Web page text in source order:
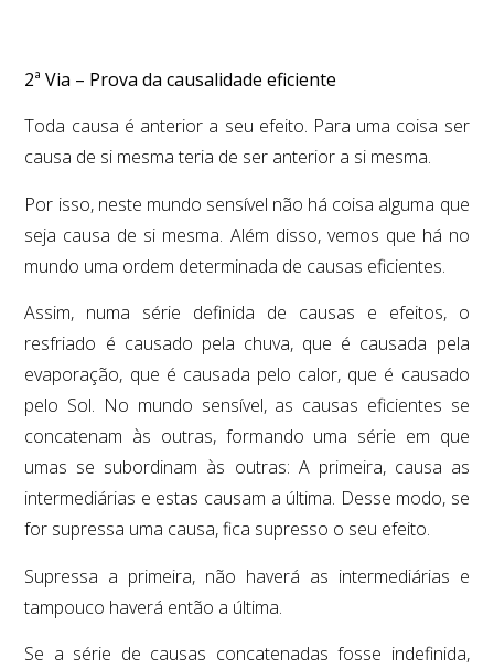
2ª Via – Prova da causalidade eficiente
Toda causa é anterior a seu efeito. Para uma coisa ser
causa de si mesma teria de ser anterior a si mesma.
Por isso, neste mundo sensível não há coisa alguma que
seja causa de si mesma. Além disso, vemos que há no
mundo uma ordem determinada de causas eficientes.
Assim, numa série definida de causas e efeitos, o
resfriado é causado pela chuva, que é causada pela
evaporação, que é causada pelo calor, que é causado
pelo Sol. No mundo sensível, as causas eficientes se
concatenam às outras, formando uma série em que
umas se subordinam às outras: A primeira, causa as
intermediárias e estas causam a última. Desse modo, se
for supressa uma causa, fica supresso o seu efeito.
Supressa a primeira, não haverá as intermediárias e
tampouco haverá então a última.
Se a série de causas concatenadas fosse indefinida,